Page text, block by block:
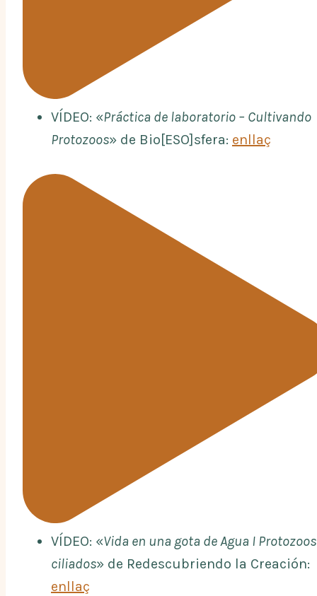
VÍDEO: «Práctica de laboratorio – Cultivando
Protozoos» de Bio[ESO]sfera: enllaç
VÍDEO: «Vida en una gota de Agua I Protozoos
ciliados» de Redescubriendo la Creación:
enllaç